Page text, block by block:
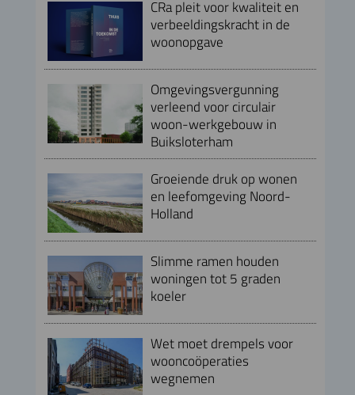
CRa pleit voor kwaliteit en
verbeeldingskracht in de
woonopgave
Omgevingsvergunning
verleend voor circulair
woon-werkgebouw in
Buiksloterham
Groeiende druk op wonen
en leefomgeving Noord-
Holland
Slimme ramen houden
woningen tot 5 graden
koeler
Wet moet drempels voor
wooncoöperaties
wegnemen